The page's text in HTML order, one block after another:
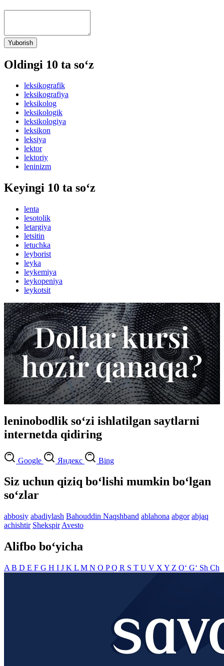
Yuborish
Oldingi 10 ta so‘z
leksikografik
leksikografiya
leksikolog
leksikologik
leksikologiya
leksikon
leksiya
lektor
lektoriy
leninizm
Keyingi 10 ta so‘z
lenta
lesotolik
letargiya
letsitin
letuchka
leyborist
leyka
leykemiya
leykopeniya
leykotsit
leninobodlik so‘zi ishlatilgan saytlarni
internetda qidiring
Google Яндекс Bing
Siz uchun qiziq bo‘lishi mumkin bo‘lgan
so‘zlar
abbosiy abadiylash Bahouddin Naqshband ablahona abgor abjaq
achishtir Shekspir Avesto
Alifbo bo‘yicha
A B D E F G H I J K L M N O PQ R S T U V X Y Z O‘ G‘ Sh Ch